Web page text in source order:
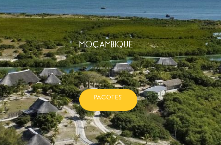
MOÇAMBIQUE
Um paraíso a ser descoberto.
PACOTES